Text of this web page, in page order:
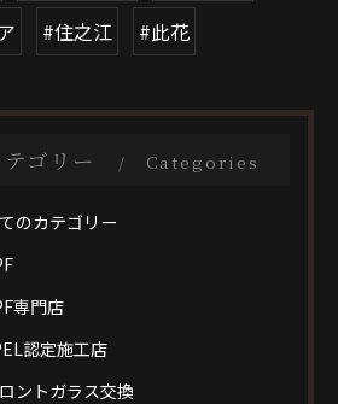
#住之江 #此花
テゴリー Categories
のカテゴリー
専門店
認定施工店
ントガラス交換